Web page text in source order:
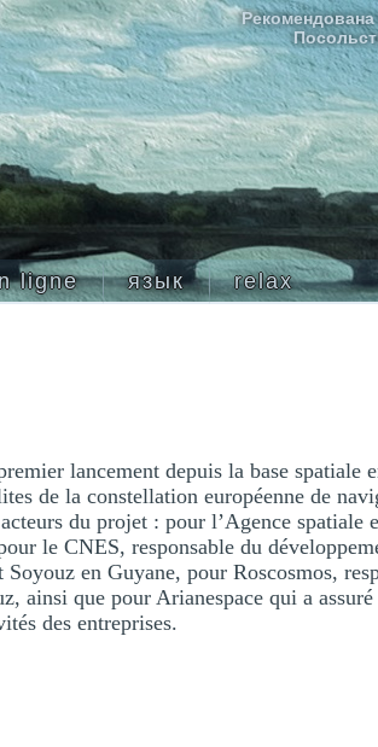
ligne язык relax
lancement depuis la base spatiale
de la constellation européenne de
du projet : pour l’Agence spatiale
le CNES, responsable du
en Guyane, pour Roscosmos,
ainsi que pour Arianespace qui a
des entreprises.